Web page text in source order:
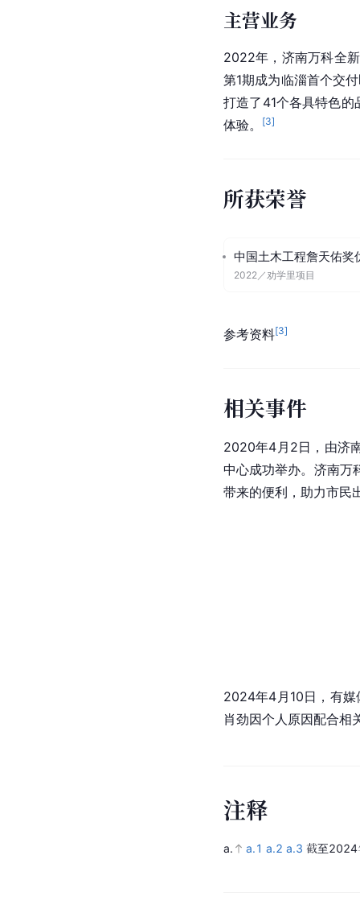
主营业务
2022年，济南万科全
第1期成为临淄首个交
打造了41个各具特色
体验。
[3]
所获荣誉
中国土木工程詹天佑奖
2022／劝学里项目
参考资料[3]
相关事件
2020年4月2日，由济
中心成功举办。济南万
带来的便利，助力市民
2024年4月10日，有
肖劲因个人原因配合相
注释
a. a.1 a.2 a.3 截至